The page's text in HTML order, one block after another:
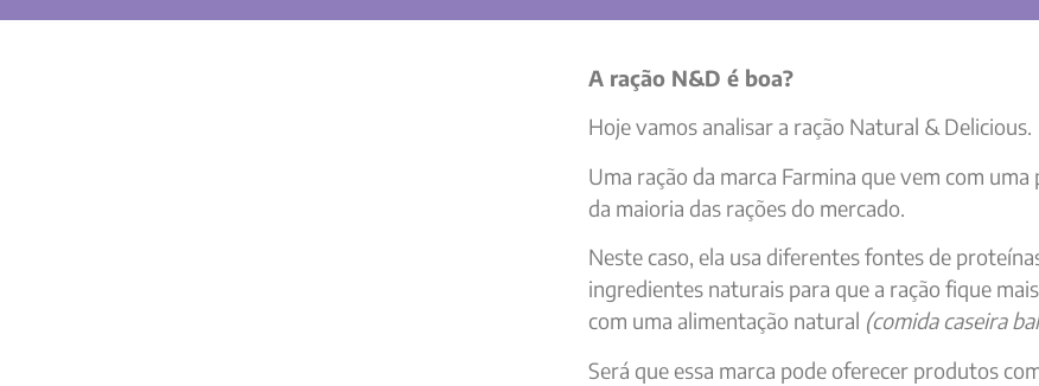
A ração N&D é boa?
Hoje vamos analisar a ração Natural & Delicious.
Uma ração da marca Farmina que vem com uma
da maioria das rações do mercado.
Neste caso, ela usa diferentes fontes de
ingredientes naturais para que a ração fique
com uma alimentação natural (comida caseira
Será que essa marca pode oferecer produtos